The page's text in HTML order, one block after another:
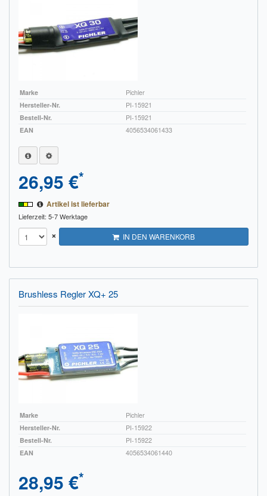
Marke
Pichler
Hersteller-Nr.
PI-15921
Bestell-Nr.
PI-15921
EAN
4056534061433
26,95 €*
Artikel ist lieferbar
Lieferzeit: 5-7 Werktage
× IN DEN WARENKORB
Brushless Regler XQ+ 25
Marke
Pichler
Hersteller-Nr.
PI-15922
Bestell-Nr.
PI-15922
EAN
4056534061440
28,95 €*